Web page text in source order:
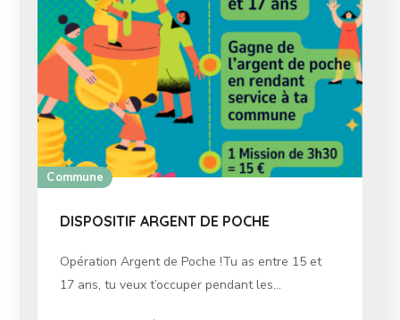
Commune
DISPOSITIF ARGENT DE POCHE
Opération Argent de Poche !Tu as entre 15 et
17 ans, tu veux t’occuper pendant les...